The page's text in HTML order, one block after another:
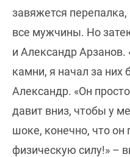
завяжется
все мужчины. Но
и Александр Арзанов.
камни, я начал за них
Александр. «Он
давит вниз, чтобы у
шоке, конечно, что он
физическую силу!» –